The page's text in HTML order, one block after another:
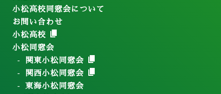
小松高校同窓会について
お問い合わせ
小松高校
小松同窓会
関東小松同窓会
関西小松同窓会
東海小松同窓会